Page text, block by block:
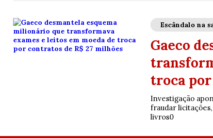
Escândalo na
Gaeco
troca
Investigação
fraudar
livros0